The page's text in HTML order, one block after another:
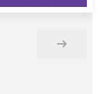
Дальше